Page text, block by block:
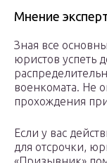
Мнение
Зная все
юристов успеть
военкомата. Не
прохождения
Если у вас
для отсрочки,